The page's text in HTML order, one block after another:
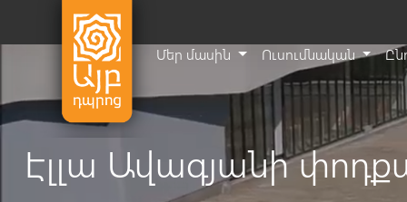
Մեր մասին Ուսումնական
Էլլա Ավագյանի